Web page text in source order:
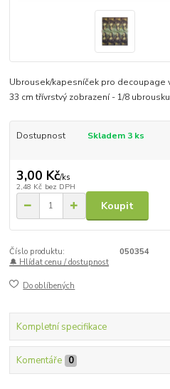
Ubrousek/kapesníček pro decoupage
33 cm třívrstvý zobrazení - 1/8 ubrousku
Dostupnost Skladem 3 ks
3,00 Kč/ks
2,48 Kč bez DPH
Koupit
Číslo produktu:
050354
🔔 Hlídat cenu / dostupnost
Do oblíbených
Kompletní specifikace
Komentáře 0